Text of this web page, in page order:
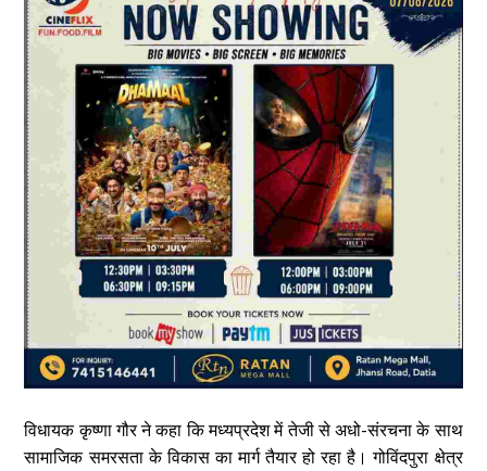
विधायक कृष्णा गौर ने कहा कि मध्यप्रदेश में तेजी से अधो-संरचना के साथ
सामाजिक समरसता के विकास का मार्ग तैयार हो रहा है। गोविंदपुरा क्षेत्र